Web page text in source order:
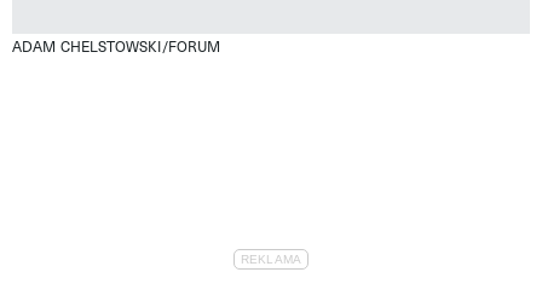
ADAM CHELSTOWSKI/FORUM